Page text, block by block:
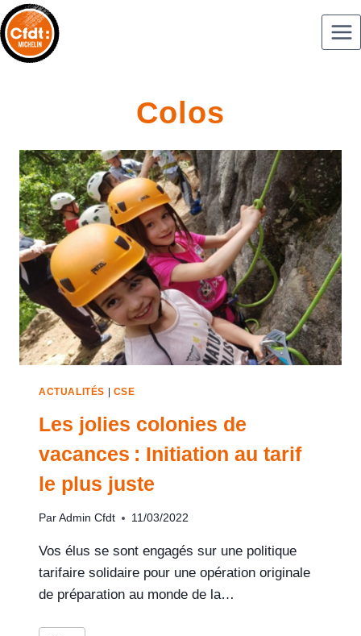
Colos
ACTUALITÉS | CSE
Les jolies colonies de
vacances : Initiation au tarif
le plus juste
Par Admin Cfdt 11/03/2022
Vos élus se sont engagés sur une politique
tarifaire solidaire pour une opération originale
de préparation au monde de la…